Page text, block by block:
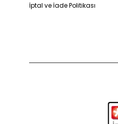
İptal ve İade Politikası